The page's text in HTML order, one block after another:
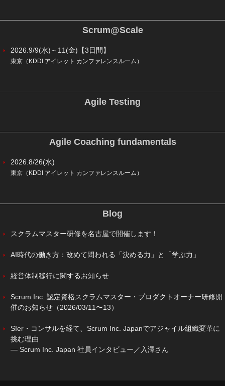
Scrum@Scale
2026.9/9(水)～11(金)【3日間】
東京（KDDI アイレット カンファレンスルーム）
Agile Testing
Agile Coaching fundamentals
2026.8/26(水)
東京（KDDI アイレット カンファレンスルーム）
Blog
スクラムマスター研修を名古屋で開催します！
AI時代の働き方：改めて問われる「決める力」と「学ぶ力」
経営体制移行に関するお知らせ
Scrum Inc. 認定資格スクラムマスター・プロダクトオーナー研修開
催のお知らせ（2026/03/11〜13）
SIer・コンサルを経て、Scrum Inc. Japanでアジャイル組織変革に
挑む理由
― Scrum Inc. Japan 社員インタビュー／入澤さん